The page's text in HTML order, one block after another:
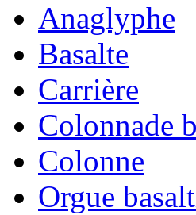
Anaglyphe
Basalte
Carrière
Colonnade
Colonne
Orgue